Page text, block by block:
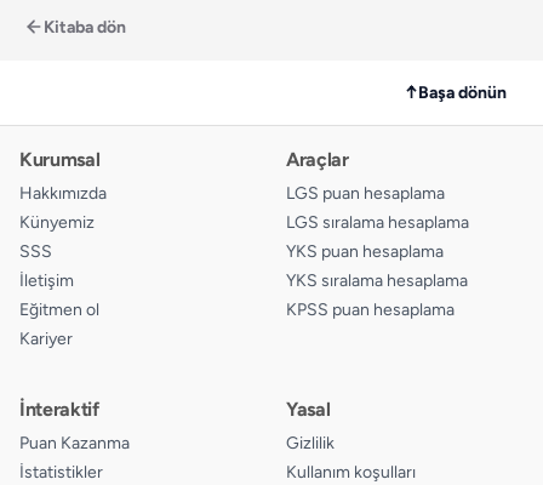
Kitaba dön
↑Başa dönün
Kurumsal
Hakkımızda
Künyemiz
SSS
İletişim
Eğitmen ol
Kariyer
Araçlar
LGS puan hesaplama
LGS sıralama hesaplama
YKS puan hesaplama
YKS sıralama hesaplama
KPSS puan hesaplama
İnteraktif
Puan Kazanma
İstatistikler
Yasal
Gizlilik
Kullanım koşulları